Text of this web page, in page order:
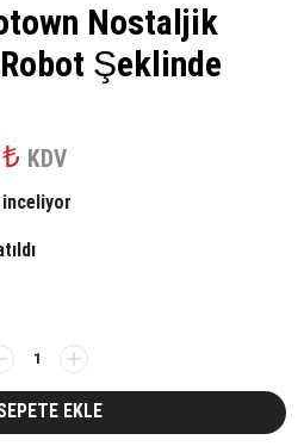
Nostaljik
Şeklinde
₺ Şu
andaki
fiyat:
KDV
EKLE